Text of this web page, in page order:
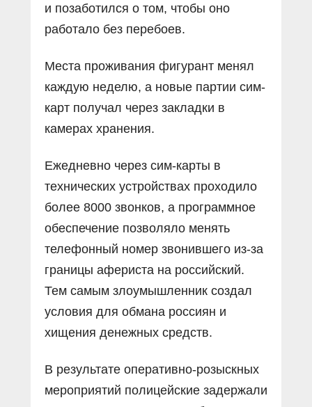
и позаботился о том, чтобы оно
работало без перебоев.
Места проживания фигурант менял
каждую неделю, а новые партии сим-
карт получал через закладки в
камерах хранения.
Ежедневно через сим-карты в
технических устройствах проходило
более 8000 звонков, а программное
обеспечение позволяло менять
телефонный номер звонившего из-за
границы афериста на российский.
Тем самым злоумышленник создал
условия для обмана россиян и
хищения денежных средств.
В результате оперативно-розыскных
мероприятий полицейские задержали